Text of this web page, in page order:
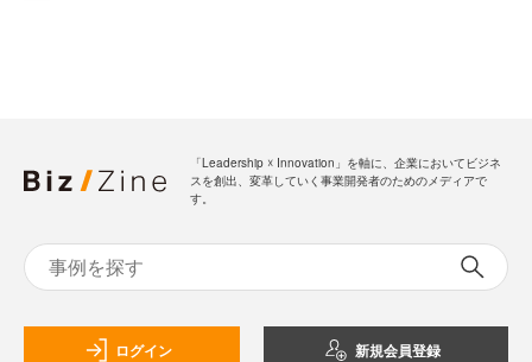
「Leadership ☓ Innovation」を軸に、企業においてビジネ
スを創出、変革していく事業開発者のためのメディアで
す。
ログイン 新規会員登録